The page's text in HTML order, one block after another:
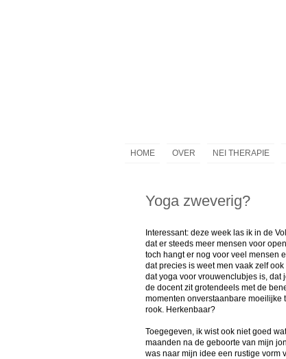
HOME OVER NEI THERAPIE
Yoga zweverig?
Interessant: deze week las ik in de
dat er steeds meer mensen voor
toch hangt er nog voor veel mensen
dat precies is weet men vaak zelf
dat yoga voor vrouwenclubjes is, dat
de docent zit grotendeels met de
momenten onverstaanbare moeilijke
rook. Herkenbaar?
Toegegeven, ik wist ook niet goed
maanden na de geboorte van mijn
was naar mijn idee een rustige vorm